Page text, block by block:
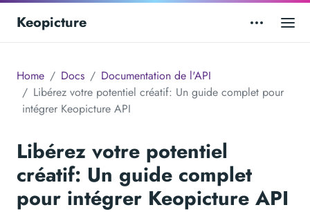
Keopicture
Home Docs
Documentation de l'API
Libérez votre potentiel créatif: Un guide complet pour
intégrer Keopicture API
Libérez votre potentiel
créatif: Un guide complet
pour intégrer Keopicture API